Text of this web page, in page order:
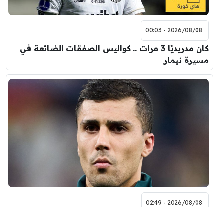
2026/08/08 - 00:03
كان مدريديًا 3 مرات .. كواليس الصفقات الضائعة في
مسيرة نيمار
2026/08/08 - 02:49